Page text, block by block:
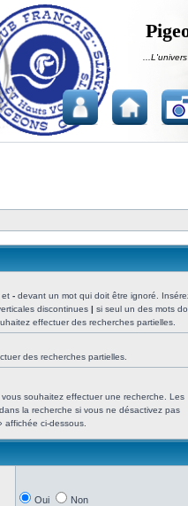
et - devant un mot qui doit être ignoré.
discontinues | si seul un des mots
effectuer des recherches partielles.
des recherches partielles.
souhaitez effectuer une recherche. Les
la recherche si vous ne désactivez pas
affichée ci-dessous.
Oui Non